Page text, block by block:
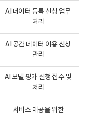
AI 데이터 등록 신청 업무
처리
AI 공간 데이터 이용 신청
관리
AI 모델 평가 신청 접수 및
처리
서비스 제공을 위한